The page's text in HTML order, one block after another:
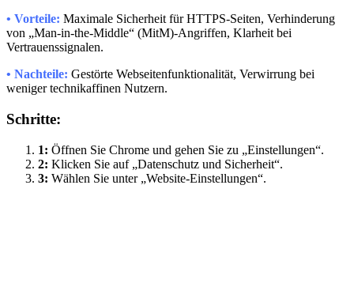
• Vorteile: Maximale Sicherheit für HTTPS-Seiten, Verhinderung
von „Man-in-the-Middle“ (MitM)-Angriffen, Klarheit bei
Vertrauenssignalen.
• Nachteile: Gestörte Webseitenfunktionalität, Verwirrung bei
weniger technikaffinen Nutzern.
Schritte:
1: Öffnen Sie Chrome und gehen Sie zu „Einstellungen“.
2: Klicken Sie auf „Datenschutz und Sicherheit“.
3: Wählen Sie unter „Website-Einstellungen“.